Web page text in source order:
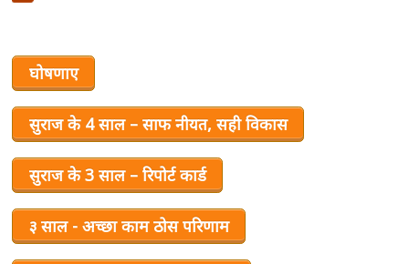
घोषणाए
सुराज के 4 साल – साफ नीयत, सही विकास
सुराज के 3 साल – रिपोर्ट कार्ड
३ साल - अच्छा काम ठोस परिणाम